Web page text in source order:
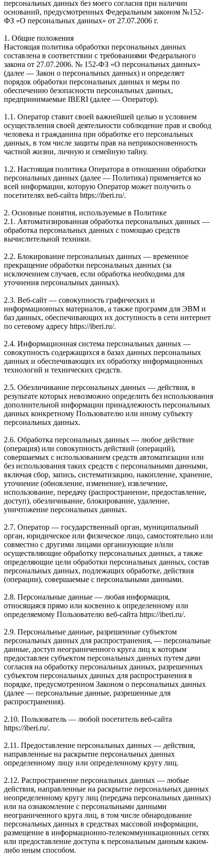
персональных данных без моего согласия при наличии
оснований, предусмотренных Федеральным законом №152-
ФЗ «О персональных данных» от 27.07.2006 г.
1. Общие положения
Настоящая политика обработки персональных данных
составлена в соответствии с требованиями Федерального
закона от 27.07.2006. № 152-ФЗ «О персональных данных»
(далее — Закон о персональных данных) и определяет
порядок обработки персональных данных и меры по
обеспечению безопасности персональных данных,
предпринимаемые IBERI (далее — Оператор).
1.1. Оператор ставит своей важнейшей целью и условием
осуществления своей деятельности соблюдение прав и свобод
человека и гражданина при обработке его персональных
данных, в том числе защиты прав на неприкосновенность
частной жизни, личную и семейную тайну.
1.2. Настоящая политика Оператора в отношении обработки
персональных данных (далее — Политика) применяется ко
всей информации, которую Оператор может получить о
посетителях веб-сайта https://iberi.ru/.
2. Основные понятия, используемые в Политике
2.1. Автоматизированная обработка персональных данных —
обработка персональных данных с помощью средств
вычислительной техники.
2.2. Блокирование персональных данных — временное
прекращение обработки персональных данных (за
исключением случаев, если обработка необходима для
уточнения персональных данных).
2.3. Веб-сайт — совокупность графических и
информационных материалов, а также программ для ЭВМ и
баз данных, обеспечивающих их доступность в сети интернет
по сетевому адресу https://iberi.ru/.
2.4. Информационная система персональных данных —
совокупность содержащихся в базах данных персональных
данных и обеспечивающих их обработку информационных
технологий и технических средств.
2.5. Обезличивание персональных данных — действия, в
результате которых невозможно определить без использования
дополнительной информации принадлежность персональных
данных конкретному Пользователю или иному субъекту
персональных данных.
2.6. Обработка персональных данных — любое действие
(операция) или совокупность действий (операций),
совершаемых с использованием средств автоматизации или
без использования таких средств с персональными данными,
включая сбор, запись, систематизацию, накопление, хранение,
уточнение (обновление, изменение), извлечение,
использование, передачу (распространение, предоставление,
доступ), обезличивание, блокирование, удаление,
уничтожение персональных данных.
2.7. Оператор — государственный орган, муниципальный
орган, юридическое или физическое лицо, самостоятельно или
совместно с другими лицами организующие и/или
осуществляющие обработку персональных данных, а также
определяющие цели обработки персональных данных, состав
персональных данных, подлежащих обработке, действия
(операции), совершаемые с персональными данными.
2.8. Персональные данные — любая информация,
относящаяся прямо или косвенно к определенному или
определяемому Пользователю веб-сайта https://iberi.ru/.
2.9. Персональные данные, разрешенные субъектом
персональных данных для распространения, — персональные
данные, доступ неограниченного круга лиц к которым
предоставлен субъектом персональных данных путем дачи
согласия на обработку персональных данных, разрешенных
субъектом персональных данных для распространения в
порядке, предусмотренном Законом о персональных данных
(далее — персональные данные, разрешенные для
распространения).
2.10. Пользователь — любой посетитель веб-сайта
https://iberi.ru/.
2.11. Предоставление персональных данных — действия,
направленные на раскрытие персональных данных
определенному лицу или определенному кругу лиц.
2.12. Распространение персональных данных — любые
действия, направленные на раскрытие персональных данных
неопределенному кругу лиц (передача персональных данных)
или на ознакомление с персональными данными
неограниченного круга лиц, в том числе обнародование
персональных данных в средствах массовой информации,
размещение в информационно-телекоммуникационных сетях
или предоставление доступа к персональным данным каким-
либо иным способом.